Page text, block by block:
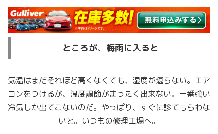
ところが、梅雨に入ると
気温はまだそれほど高くなくても、湿度が堪らない。エア
コンをつけるが、温度調節がまったく出来ない。一番強い
冷気しか出てこないのだ。やっぱり、すぐに診てもらわな
いと。いつもの修理工場へ。